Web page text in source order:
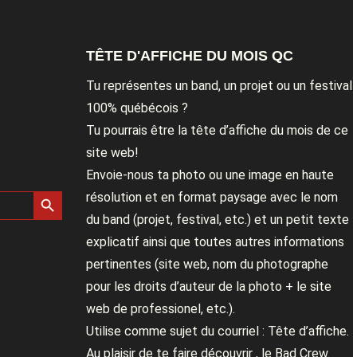
Search Button
TÊTE D'AFFICHE DU MOIS QC
Tu représentes un band, un projet ou un festival
100% québécois ?
Tu pourrais être la tête d’affiche du mois de ce
site web!
Envoie-nous ta photo ou une image en haute
résolution et en format paysage avec le nom
du band (projet, festival, etc.) et un petit texte
explicatif ainsi que toutes autres informations
pertinentes (site web, nom du photographe
pour les droits d’auteur de la photo + le site
web de professionel, etc.).
Utilise comme sujet du courriel : Tête d’affiche.
Au plaisir de te faire découvrir , le Bad Crew.